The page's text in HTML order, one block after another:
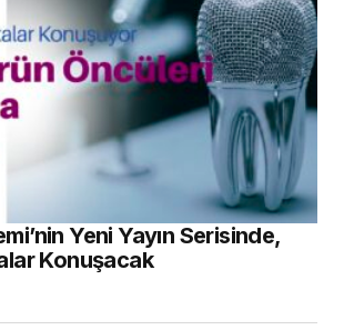
Yeni Yayın Serisinde,
Konuşacak